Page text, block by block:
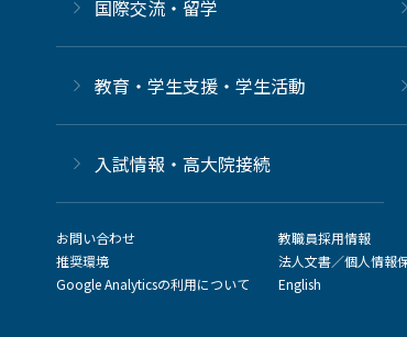
国際交流・留学
教育・学生支援・学生活動
⼊試情報・高大院接続
お問い合わせ
推奨環境
Google Analyticsの利用について
教職員採用情報
法人文書／個人情報
English